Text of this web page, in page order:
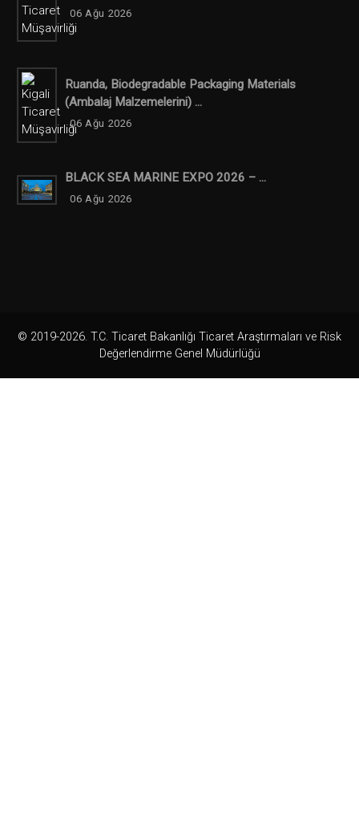
06 Ağu 2026
Ruanda, Biodegradable Packaging Materials
(ambalaj Malzemelerini) ...
06 Ağu 2026
BLACK SEA MARINE EXPO 2026 – ...
06 Ağu 2026
© 2019-2026. T.C. Ticaret Bakanlığı Ticaret Araştırmaları ve Risk
Değerlendirme Genel Müdürlüğü